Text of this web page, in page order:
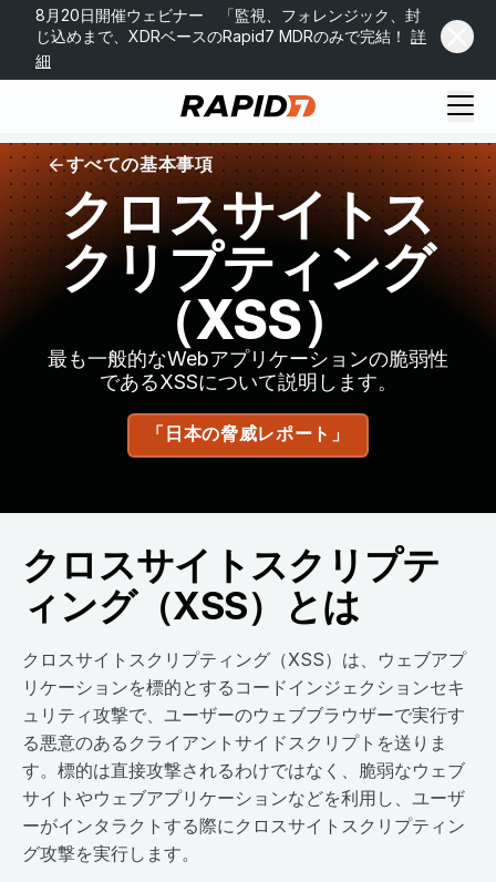
8月20日開催ウェビナー 「監視、フォレンジック、封
じ込めまで、XDRベースのRapid7 MDRのみで完結！ 詳
細
すべての基本事項
クロスサイトス
クリプティング
（XSS）
最も一般的なWebアプリケーションの脆弱性
であるXSSについて説明します。
「日本の脅威レポート」
クロスサイトスクリプテ
ィング（XSS）とは
クロスサイトスクリプティング（XSS）は、ウェブアプ
リケーションを標的とするコードインジェクションセキ
ュリティ攻撃で、ユーザーのウェブブラウザーで実行す
る悪意のあるクライアントサイドスクリプトを送りま
す。標的は直接攻撃されるわけではなく、脆弱なウェブ
サイトやウェブアプリケーションなどを利用し、ユーザ
ーがインタラクトする際にクロスサイトスクリプティン
グ攻撃を実行します。